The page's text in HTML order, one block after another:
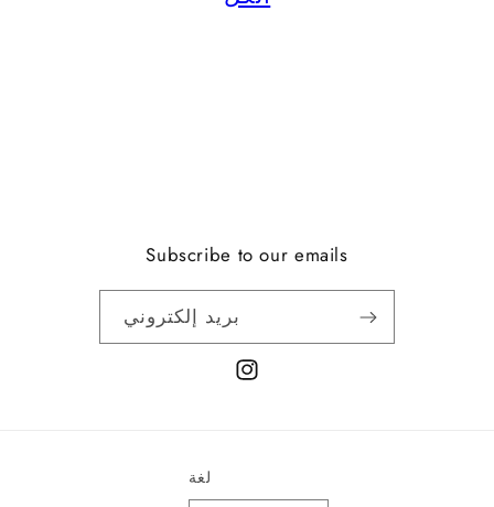
Subscribe to our emails
بريد إلكتروني
انستغرام
لغة